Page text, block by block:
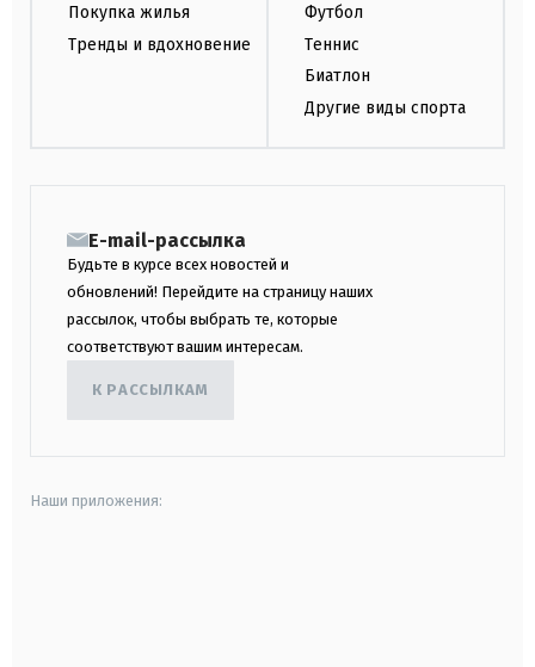
Покупка жилья
Тренды и вдохновение
Футбол
Теннис
Биатлон
Другие виды спорта
E-mail-рассылка
Будьте в курсе всех новостей и
обновлений! Перейдите на страницу наших
рассылок, чтобы выбрать те, которые
соответствуют вашим интересам.
К РАССЫЛКАМ
Наши приложения: